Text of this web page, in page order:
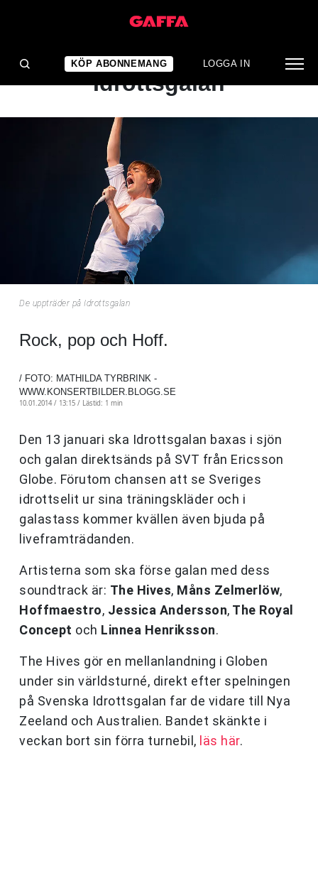
KÖP ABONNEMANG LOGGA IN
NYHET
De uppträder på
Idrottsgalan
De uppträder på Idrottsgalan
Rock, pop och Hoff.
/ FOTO: MATHILDA TYRBRINK -
WWW.KONSERTBILDER.BLOGG.SE
10.01.2014 / 13:15 / Lästid: 1 min
Den 13 januari ska Idrottsgalan baxas i sjön
och galan direktsänds på SVT från Ericsson
Globe. Förutom chansen att se Sveriges
idrottselit ur sina träningskläder och i
galastass kommer kvällen även bjuda på
liveframträdanden.
Artisterna som ska förse galan med dess
soundtrack är: The Hives, Måns Zelmerlöw,
Hoffmaestro, Jessica Andersson, The Royal
Concept och Linnea Henriksson.
The Hives gör en mellanlandning i Globen
under sin världsturné, direkt efter spelningen
på Svenska Idrottsgalan far de vidare till Nya
Zeeland och Australien. Bandet skänkte i
veckan bort sin förra turnebil, läs här.